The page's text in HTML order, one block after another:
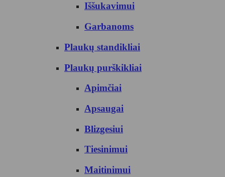
Iššukavimui
Garbanoms
Plaukų standikliai
Plaukų purškikliai
Apimčiai
Apsaugai
Blizgesiui
Tiesinimui
Maitinimui